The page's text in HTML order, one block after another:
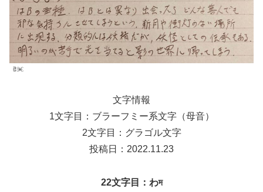
కెⰧ
文字情報
1文字目：ブラーフミー系文字（母音）
2文字目：グラゴル文字
投稿日：2022.11.23
22文字目：わদ